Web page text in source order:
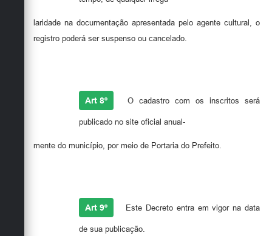
laridade na documentação apresentada pelo agente cultural, o
registro poderá ser suspenso ou cancelado.
Art 8º O cadastro com os inscritos será
publicado no site oficial anual-
mente do município, por meio de Portaria do Prefeito.
Art 9º Este Decreto entra em vigor na data
de sua publicação.